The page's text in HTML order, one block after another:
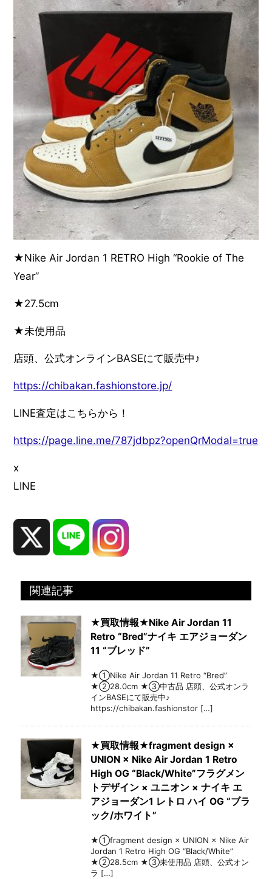
★Nike Air Jordan 1 RETRO High “Rookie of The
Year”
★27.5cm
★未使用品
店頭、公式オンラインBASEにて販売中♪
https://chibakan.fashionstore.jp/
LINE査定はこちらから！
https://page.line.me/787jdbpz?openQrModal=true
x
LINE
関連記事
★買取情報★Nike Air Jordan 11
Retro “Bred”ナイキ エアジョーダン
11 “ブレッド”
★①Nike Air Jordan 11 Retro “Bred”
★②28.0cm ★③中古品 店頭、公式オンラ
インBASEにて販売中♪
https://chibakan.fashionstor […]
★買取情報★fragment design ×
UNION × Nike Air Jordan 1 Retro
High OG “Black/White”フラグメン
トデザイン × ユニオン × ナイキ エ
アジョーダン1 レトロ ハイ OG “ブラ
ック/ホワイト”
★①fragment design × UNION × Nike Air
Jordan 1 Retro High OG “Black/White”
★②28.5cm ★③未使用品 店頭、公式オン
ラ […]